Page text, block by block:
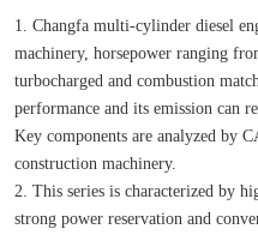
1. Changfa multi-cylinder diesel
machinery, horsepower ranging
turbocharged and combustion
performance and its emission can
Key components are analyzed by
construction machinery.
2. This series is characterized by
strong power reservation and